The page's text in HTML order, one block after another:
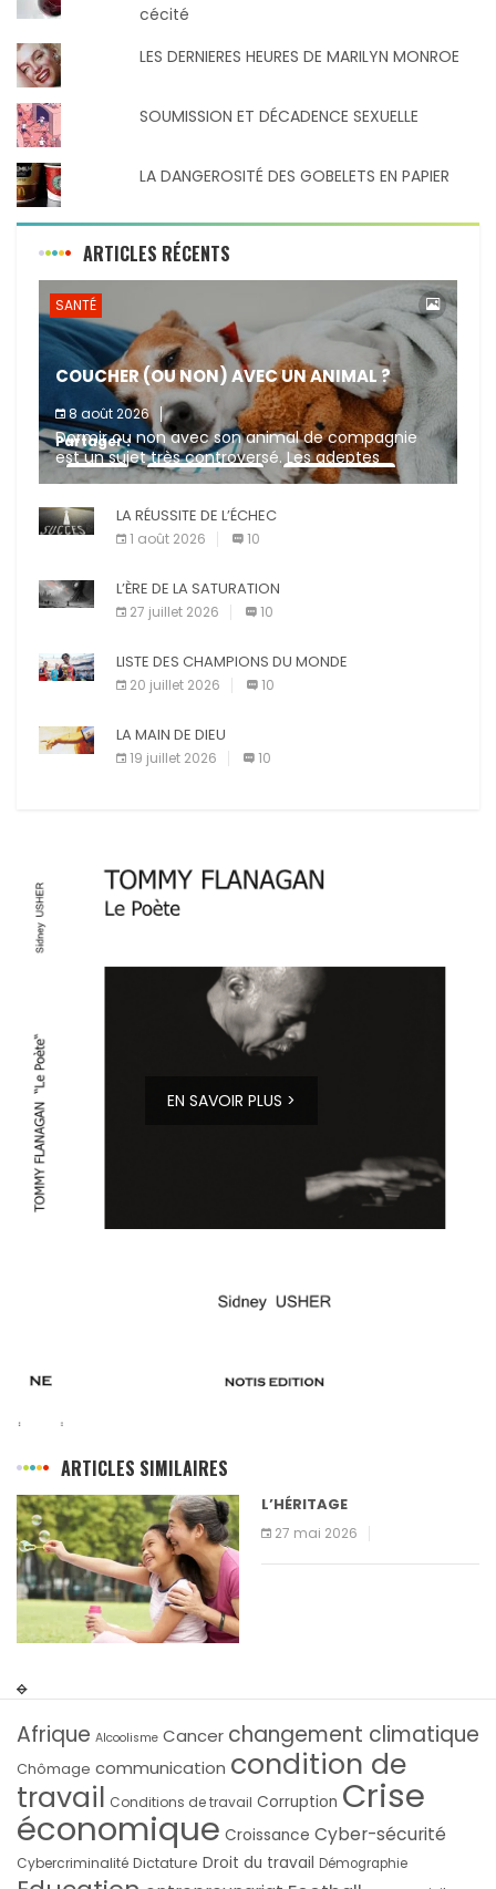
cécité
LES DERNIERES HEURES DE MARILYN MONROE
SOUMISSION ET DÉCADENCE SEXUELLE
LA DANGEROSITÉ DES GOBELETS EN PAPIER
ARTICLES RÉCENTS
SANTÉ
COUCHER (OU NON) AVEC UN ANIMAL ?
8 août 2026
Dormir ou non avec son animal de compagnie
est un sujet très controversé. Les adeptes
affirment que la présence de leur compagnon à
Partager :
Facebook Pinterest
E-mail Imprimer
LA RÉUSSITE DE L’ÉCHEC
1 août 2026 10
L’ÈRE DE LA SATURATION
27 juillet 2026 10
LISTE DES CHAMPIONS DU MONDE
20 juillet 2026 10
LA MAIN DE DIEU
19 juillet 2026 10
EN SAVOIR PLUS >
ARTICLES SIMILAIRES
L’HÉRITAGE
27 mai 2026
Afrique Alcoolisme Cancer changement climatique
Chômage communication condition de
travail Conditions de travail Corruption Crise
économique Croissance Cyber-sécurité
Cybercriminalité Dictature Droit du travail Démographie